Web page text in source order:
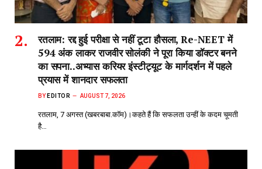
रतलाम: रद्द हुई परीक्षा से नहीं टूटा हौसला, Re-NEET में
594 अंक लाकर राजवीर सोलंकी ने पूरा किया डॉक्टर बनने
का सपना..अभ्यास करियर इंस्टीट्यूट के मार्गदर्शन में पहले
प्रयास में शानदार सफलता
BY EDITOR AUGUST 7, 2026
रतलाम, 7 अगस्त (खबरबाबा.कॉम)।कहते हैं कि सफलता उन्हीं के कदम चूमती
है…